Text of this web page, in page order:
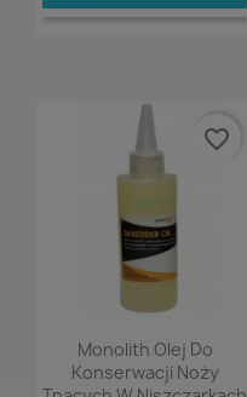
Podgląd
Monolith Olej Do
Konserwacji Noży
favorite_border